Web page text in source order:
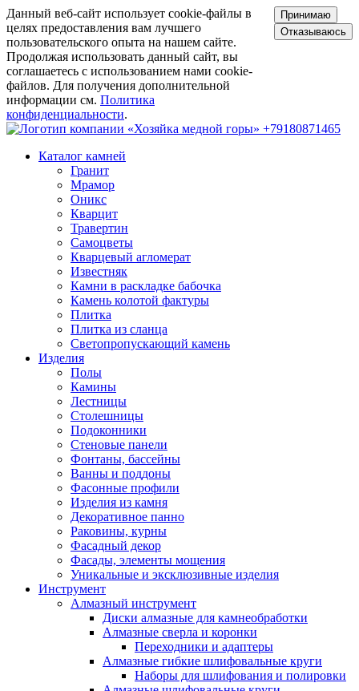
Данный веб-сайт использует cookie-файлы в
целях предоставления вам лучшего
пользовательского опыта на нашем сайте.
Продолжая использовать данный сайт, вы
соглашаетесь с использованием нами cookie-
файлов. Для получения дополнительной
информации см. Политика
конфиденциальности.
Принимаю
Отказываюсь
+79180871465
Каталог камней
Гранит
Мрамор
Оникс
Кварцит
Травертин
Самоцветы
Кварцевый агломерат
Известняк
Камни в раскладке бабочка
Камень колотой фактуры
Плитка
Плитка из сланца
Светопропускающий камень
Изделия
Полы
Камины
Лестницы
Столешницы
Подоконники
Стеновые панели
Фонтаны, бассейны
Ванны и поддоны
Фасонные профили
Изделия из камня
Декоративное панно
Раковины, курны
Фасадный декор
Фасады, элементы мощения
Уникальные и эксклюзивные изделия
Инструмент
Алмазный инструмент
Диски алмазные для камнеобработки
Алмазные сверла и коронки
Переходники и адаптеры
Алмазные гибкие шлифовальные круги
Наборы для шлифования и полировки